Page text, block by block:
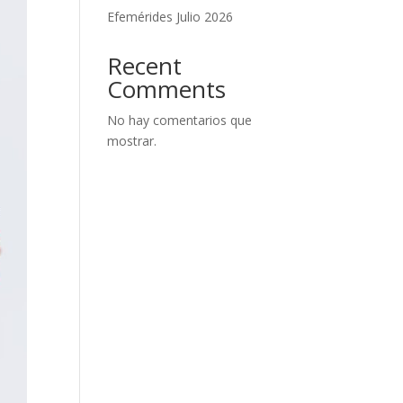
Efemérides Julio 2026
Recent
Comments
No hay comentarios que
mostrar.